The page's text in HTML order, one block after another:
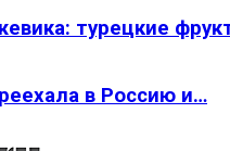
турецкие
в Россию и…